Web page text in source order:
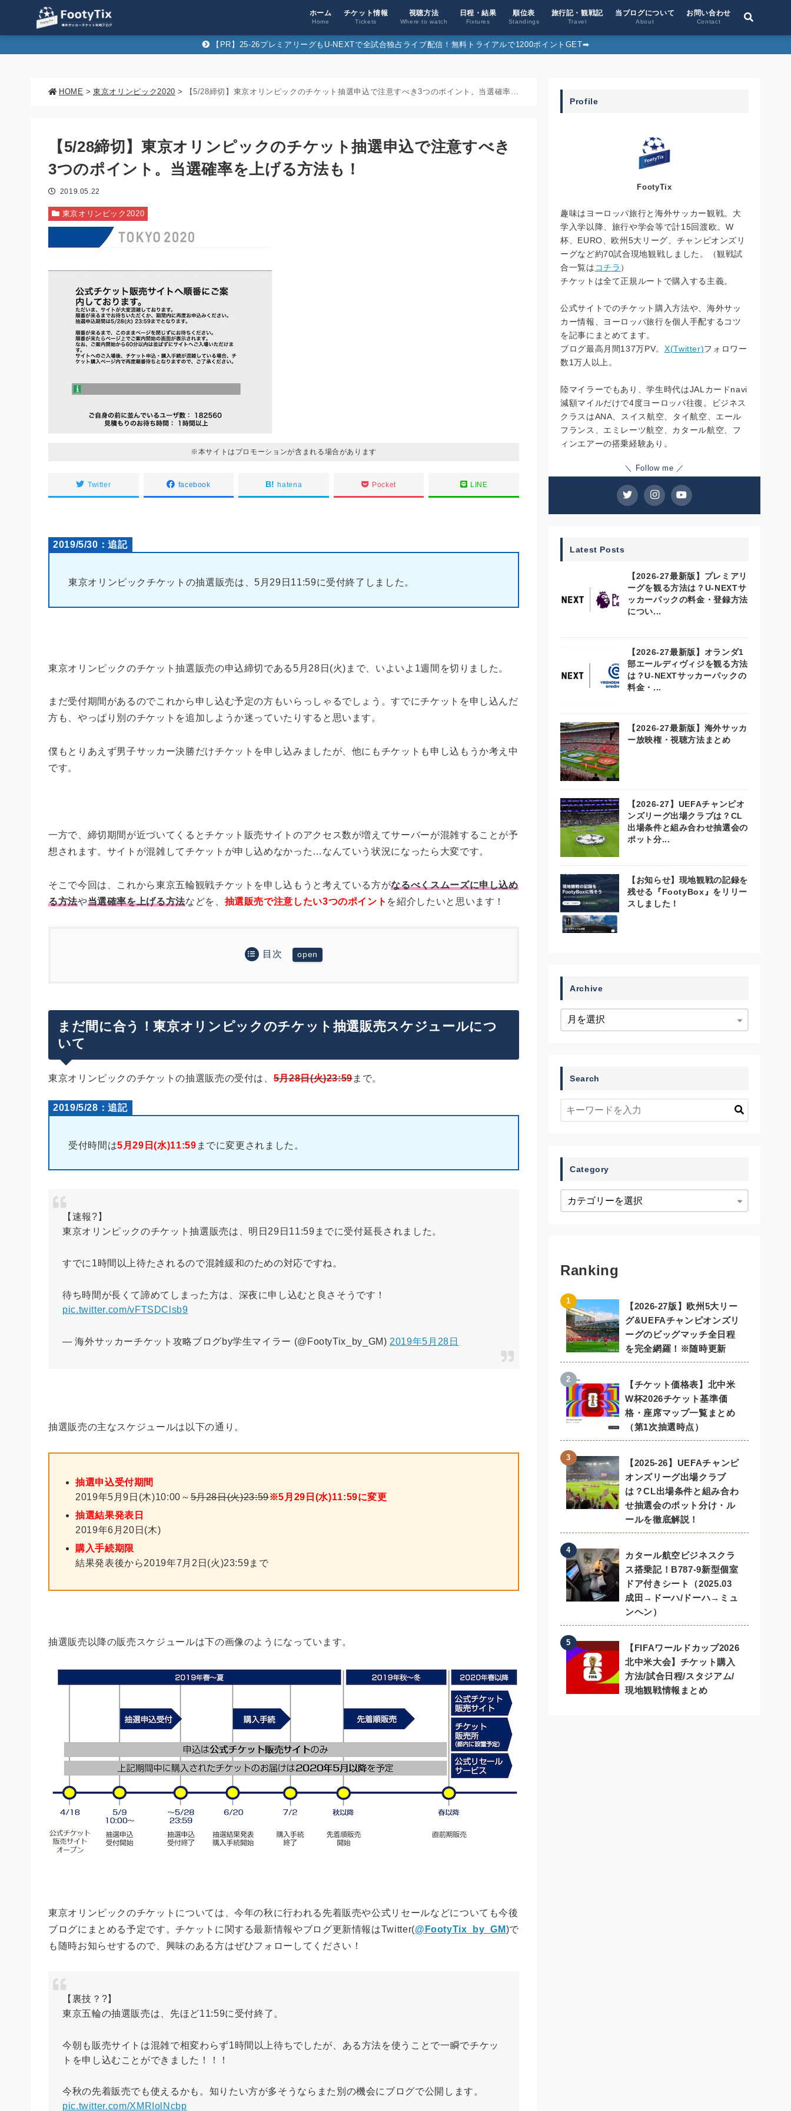
ホーム
Home
チケット情報
Tickets
視聴方法
Where to watch
日程・結果
Fixtures
順位表
Standings
旅行記・観戦記
Travel
当ブログについて
About
お問い合わせ
Contact
【PR】25-26プレミアリーグもU-NEXTで全試合独占ライブ配信！無料トライアルで1200ポイントGET➡︎
HOME > 東京オリンピック2020 > 【5/28締切】東京オリンピックのチケット抽選申込で注意すべき3つのポイント。当選確率を上げる方法も！
【5/28締切】東京オリンピックのチケット抽選申込で注意すべき
3つのポイント。当選確率を上げる方法も！
2019.05.22
東京オリンピック2020
※本サイトはプロモーションが含まれる場合があります
Twitter facebook hatena Pocket LINE
2019/5/30：追記
東京オリンピックチケットの抽選販売は、5月29日11:59に受付終了しました。
東京オリンピックのチケット抽選販売の申込締切である5月28日(火)まで、いよいよ1週間を切りました。
まだ受付期間があるのでこれから申し込む予定の方もいらっしゃるでしょう。すでにチケットを申し込んだ
方も、やっぱり別のチケットを追加しようか迷っていたりすると思います。
僕もとりあえず男子サッカー決勝だけチケットを申し込みましたが、他にもチケットも申し込もうか考え中
です。
一方で、締切期間が近づいてくるとチケット販売サイトのアクセス数が増えてサーバーが混雑することが予
想されます。サイトが混雑してチケットが申し込めなかった…なんていう状況になったら大変です。
そこで今回は、これから東京五輪観戦チケットを申し込もうと考えている方がなるべくスムーズに申し込め
る方法や当選確率を上げる方法などを、 抽選販売で注意したい3つのポイント を紹介したいと思います！
目次
電話番号認証だけでも今のうちに済ませておこう！
もしサイトが混雑してアクセスできなかったら？
②当選確率を上げるには？仲間と協力して申し込もう！
抽選販売は運次第。本番は先着販売と公式リセール
まだ間に合う！東京オリンピックのチケット抽選販売スケジュールにつ
いて
東京オリンピックのチケットの抽選販売の受付は、5月28日(火)23:59まで。
2019/5/28：追記
受付時間は5月29日(水)11:59 までに変更されました。
【速報?️】
東京オリンピックのチケット抽選販売は、明日29日11:59までに受付延長されました。
すでに1時間以上待たされるので混雑緩和のための対応ですね。
待ち時間が長くて諦めてしまった方は、深夜に申し込むと良さそうです！
pic.twitter.com/vFTSDClsb9
— 海外サッカーチケット攻略ブログby学生マイラー (@FootyTix_by_GM) 2019年5月28日
抽選販売の主なスケジュールは以下の通り。
抽選申込受付期間
2019年5月9日(木)10:00～5月28日(火)23:59※5月29日(水)11:59に変更
抽選結果発表日
2019年6月20日(木)
購入手続期限
結果発表後から2019年7月2日(火)23:59まで
抽選販売以降の販売スケジュールは下の画像のようになっています。
東京オリンピックのチケットについては、今年の秋に行われる先着販売や公式リセールなどについても今後
ブログにまとめる予定です。チケットに関する最新情報やブログ更新情報はTwitter(@FootyTix_by_GM)で
も随時お知らせするので、興味のある方はぜひフォローしてください！
【裏技？?️】
東京五輪の抽選販売は、先ほど11:59に受付終了。
今朝も販売サイトは混雑で相変わらず1時間以上待ちでしたが、ある方法を使うことで一瞬でチケッ
トを申し込むことができました！！！
今秋の先着販売でも使えるかも。知りたい方が多そうならまた別の機会にブログで公開します。
pic.twitter.com/XMRIolNcbp
Profile
FootyTix
趣味はヨーロッパ旅行と海外サッカー観戦。大
学入学以降、旅行や学会等で計15回渡欧。W
杯、EURO、欧州5大リーグ、チャンピオンズリ
ーグなど約70試合現地観戦しました。（観戦試
合一覧は コチラ ）
チケットは全て正規ルートで購入する主義。
公式サイトでのチケット購入方法や、海外サッ
カー情報、ヨーロッパ旅行を個人手配するコツ
を記事にまとめてます。
ブログ最高月間137万PV。 X(Twitter)フォロワー
数1万人以上。
陸マイラーでもあり、学生時代はJALカードnavi
減額マイルだけで4度ヨーロッパ往復。ビジネス
クラスはANA、スイス航空、タイ航空、エール
フランス、エミレーツ航空、カタール航空、フ
ィンエアーの搭乗経験あり。
＼ Follow me ／
Latest Posts
【2026-27最新版】プレミアリ
ーグを観る方法は？U-NEXTサ
ッカーパックの料金・登録方法
につい...
【2026-27最新版】オランダ1
部エールディヴィジを観る方法
は？U-NEXTサッカーパックの
料金・...
【2026-27最新版】海外サッカ
ー放映権・視聴方法まとめ
【2026-27】UEFAチャンピオ
ンズリーグ出場クラブは？CL
出場条件と組み合わせ抽選会の
ポット分...
【お知らせ】現地観戦の記録を
残せる『FootyBox』をリリー
スしました！
Archive
Search
Category
Ranking
【2026-27版】欧州5大リー
グ&UEFAチャンピオンズリ
ーグのビッグマッチ全日程
を完全網羅！※随時更新
【チケット価格表】北中米
W杯2026チケット基準価
格・座席マップ一覧まとめ
（第1次抽選時点）
【2025-26】UEFAチャンピ
オンズリーグ出場クラブ
は？CL出場条件と組み合わ
せ抽選会のポット分け・ル
ールを徹底解説！
カタール航空ビジネスクラ
ス搭乗記！B787-9新型個室
ドア付きシート（2025.03
成田→ドーハ/ドーハ→ミュ
ンヘン）
【FIFAワールドカップ2026
北中米大会】チケット購入
方法/試合日程/スタジアム/
現地観戦情報まとめ